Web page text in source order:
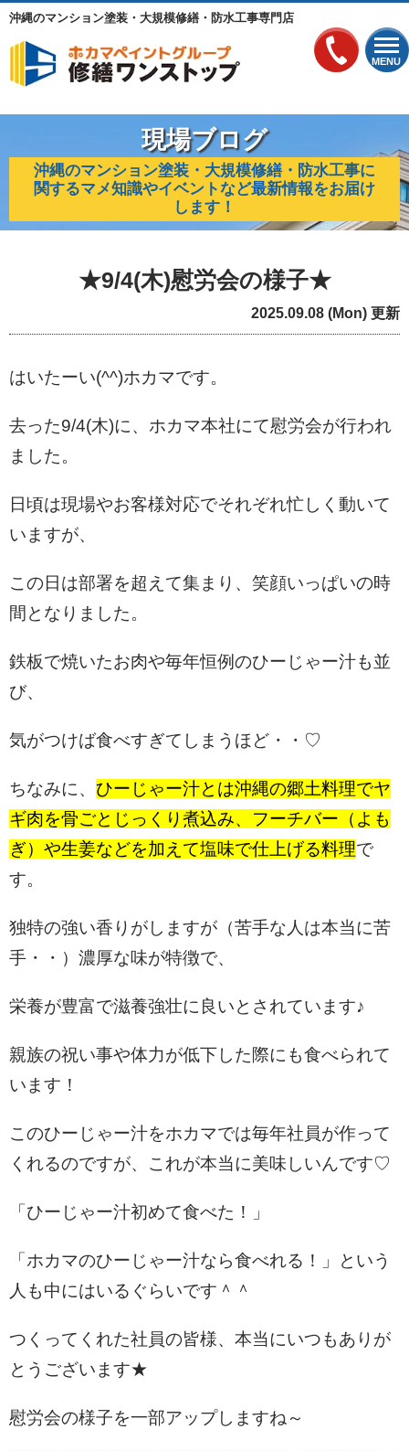
MENU
沖縄のマンション塗装・大規模修繕・防水工事専門店
現場ブログ
沖縄のマンション塗装・大規模修繕・防水工事に
関するマメ知識やイベントなど最新情報をお届け
します！
★9/4(木)慰労会の様子★
2025.09.08 (Mon) 更新
はいたーい(^^)ホカマです。
去った9/4(木)に、ホカマ本社にて慰労会が行われ
ました。
日頃は現場やお客様対応でそれぞれ忙しく動いて
いますが、
この日は部署を超えて集まり、笑顔いっぱいの時
間となりました。
鉄板で焼いたお肉や毎年恒例のひーじゃー汁も並
び、
気がつけば食べすぎてしまうほど・・♡
ちなみに、 ひーじゃー汁とは沖縄の郷土料理でヤ
ギ肉を骨ごとじっくり煮込み、 フーチバー（よも
ぎ）や生姜などを加えて塩味で仕上げる料理で
す。
独特の強い香りがしますが（苦手な人は本当に苦
手・・）濃厚な味が特徴で、
栄養が豊富で滋養強壮に良いとされています♪
親族の祝い事や体力が低下した際にも食べられて
います！
このひーじゃー汁をホカマでは毎年社員が作って
くれるのですが、これが本当に美味しいんです♡
「ひーじゃー汁初めて食べた！」
「ホカマのひーじゃー汁なら食べれる！」という
人も中にはいるぐらいです＾＾
つくってくれた社員の皆様、本当にいつもありが
とうございます★
慰労会の様子を一部アップしますね～